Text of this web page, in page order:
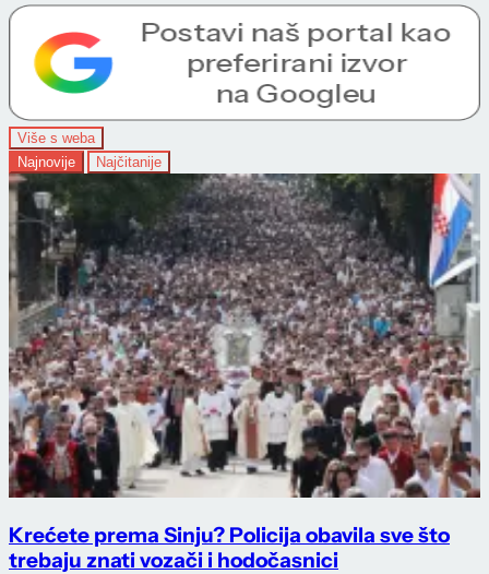
Više s weba
Najnovije
Najčitanije
Krećete prema Sinju? Policija obavila sve što
trebaju znati vozači i hodočasnici